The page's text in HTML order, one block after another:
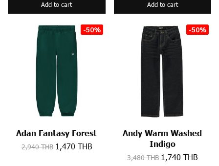
Add to cart Add to cart
-50%
Adan Fantasy Forest
2,940 THB 1,470 THB
-50%
Andy Warm Washed
Indigo
3,480 THB 1,740 THB